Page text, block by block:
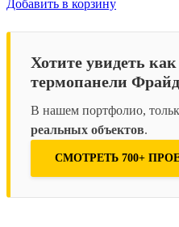
Добавить в корзину
Хотите увидеть
термопанели
В нашем портфолио,
реальных объектов.
СМОТРЕТЬ 700+